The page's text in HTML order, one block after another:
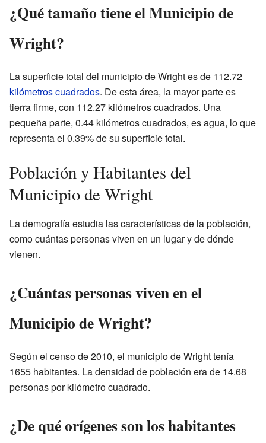
¿Qué tamaño tiene el Municipio de
Wright?
La superficie total del municipio de Wright es de 112.72
kilómetros cuadrados. De esta área, la mayor parte es
tierra firme, con 112.27 kilómetros cuadrados. Una
pequeña parte, 0.44 kilómetros cuadrados, es agua, lo que
representa el 0.39% de su superficie total.
Población y Habitantes del
Municipio de Wright
La demografía estudia las características de la población,
como cuántas personas viven en un lugar y de dónde
vienen.
¿Cuántas personas viven en el
Municipio de Wright?
Según el censo de 2010, el municipio de Wright tenía
1655 habitantes. La densidad de población era de 14.68
personas por kilómetro cuadrado.
¿De qué orígenes son los habitantes